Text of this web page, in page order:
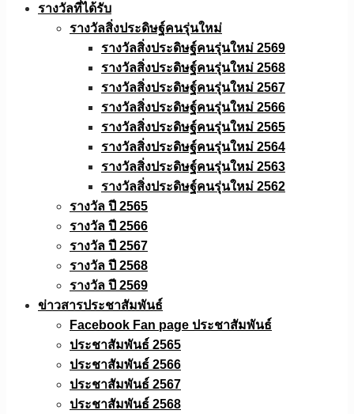
รางวัลที่ได้รับ
รางวัลสิ่งประดิษฐ์คนรุ่นใหม่
รางวัลสิ่งประดิษฐ์คนรุ่นใหม่ 2569
รางวัลสิ่งประดิษฐ์คนรุ่นใหม่ 2568
รางวัลสิ่งประดิษฐ์คนรุ่นใหม่ 2567
รางวัลสิ่งประดิษฐ์คนรุ่นใหม่ 2566
รางวัลสิ่งประดิษฐ์คนรุ่นใหม่ 2565
รางวัลสิ่งประดิษฐ์คนรุ่นใหม่ 2564
รางวัลสิ่งประดิษฐ์คนรุ่นใหม่ 2563
รางวัลสิ่งประดิษฐ์คนรุ่นใหม่ 2562
รางวัล ปี 2565
รางวัล ปี 2566
รางวัล ปี 2567
รางวัล ปี 2568
รางวัล ปี 2569
ข่าวสารประชาสัมพันธ์
Facebook Fan page ประชาสัมพันธ์
ประชาสัมพันธ์ 2565
ประชาสัมพันธ์ 2566
ประชาสัมพันธ์ 2567
ประชาสัมพันธ์ 2568